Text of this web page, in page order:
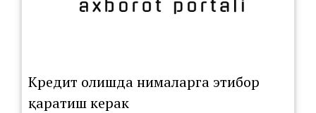
Кредит олишда нималарга этибор
қаратиш керак